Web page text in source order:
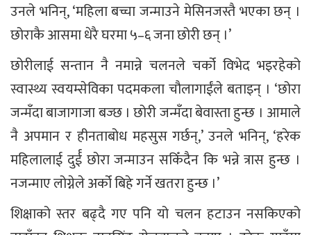
उनले भनिन्, ‘महिला बच्चा जन्माउने मेसिनजस्तै भएका छन् ।
छोराकै आसमा धेरै घरमा ५–६ जना छोरी छन् ।’
छोरीलाई सन्तान नै नमान्ने चलनले चर्को विभेद भइरहेको
स्वास्थ्य स्वयम्सेविका पदमकला चौलागाईंले बताइन् । ‘छोरा
जन्मँदा बाजागाजा बज्छ । छोरी जन्मँदा बेवास्ता हुन्छ । आमाले
नै अपमान र हीनताबोध महसुस गर्छन्,’ उनले भनिन्, ‘हरेक
महिलालाई दुर्ई छोरा जन्माउन सकिँदैन कि भन्ने त्रास हुन्छ ।
नजन्माए लोग्नेले अर्को बिहे गर्ने खतरा हुन्छ ।’
शिक्षाको स्तर बढ्दै गए पनि यो चलन हटाउन नसकिएको